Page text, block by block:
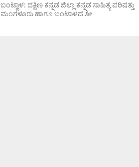
ಬಂಟ್ವಾಳ: ದಕ್ಷಿಣ ಕನ್ನಡ ಜಿಲ್ಲಾ ಕನ್ನಡ ಸಾಹಿತ್ಯ ಪರಿಷತ್ತು
ಮಂಗಳೂರು ಹಾಗೂ ಬಂಟ್ವಾಳದ ಶ್ರೀ